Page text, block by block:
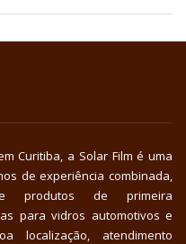
Curitiba, a Solar Film é uma
de experiência combinada,
produtos de primeira
para vidros automotivos e
localização, atendimento